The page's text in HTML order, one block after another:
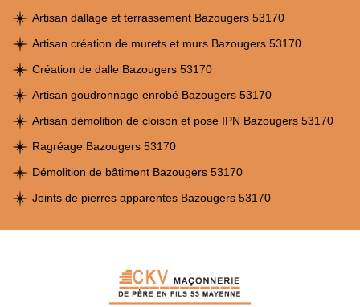
Artisan dallage et terrassement Bazougers 53170
Artisan création de murets et murs Bazougers 53170
Création de dalle Bazougers 53170
Artisan goudronnage enrobé Bazougers 53170
Artisan démolition de cloison et pose IPN Bazougers 53170
Ragréage Bazougers 53170
Démolition de bâtiment Bazougers 53170
Joints de pierres apparentes Bazougers 53170